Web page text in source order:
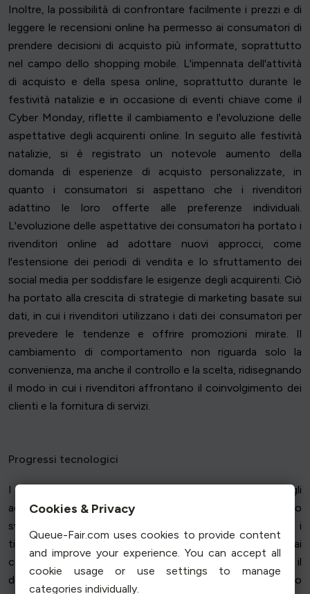
Inoltre, la possibilità di confrontare facilmente i prezzi e di
leggere le recensioni online ha permesso ai consumatori di
prendere decisioni di acquisto più informate, soprattutto
nel campo dello shopping mobile. L'impennata dell'attività
di acquisto e della spesa online, soprattutto durante le
festività natalizie e in occasione di eventi chiave come il
Cyber Monday, riflette il cambiamento e l'evoluzione delle
aspettative degli acquirenti online. In seguito alle festività
natalizie, si è registrato un notevole aumento della
domanda di esperienze di acquisto personalizzate, in
quanto i consumatori si aspettano che i rivenditori
adattino le loro offerte alle preferenze individuali.
L'evoluzione delle aspettative dei consumatori ha portato i
rivenditori online ad adottare nuovi approcci, come
l'estensione dei periodi di vendita e lo sfruttamento dei
social media per soddisfare le esigenze degli acquirenti. Ciò
ha portato alla crescita di strategie di marketing basate sui
dati, in cui i rivenditori utilizzano i dati dei consumatori per
prevedere le tendenze e offrire promozioni mirate. Il
cambiamento di comportamento non riguarda solo la
convenienza, ma anche il controllo e la scelta, ridisegnando
il modo in cui i rivenditori affrontano il coinvolgimento dei
clienti e la fornitura di servizi.
Progressi tecnologici
I progressi tecnologici hanno catalizzato l'aumento degli
acquisti online, rendendo il processo più fluido e sicuro. Lo
sviluppo di gateway di pagamento sicuri ha dissipato i
timori legati alle transazioni online, consentendo ai
consumatori di fare acquisti in tutta tranquillità. Inoltre, il
design dei siti web e le app per dispositivi mobili hanno
Cookies & Privacy
Queue-Fair.com uses cookies to provide content
and improve your experience. You can accept all
cookie usage or use settings to manage
categories individually.